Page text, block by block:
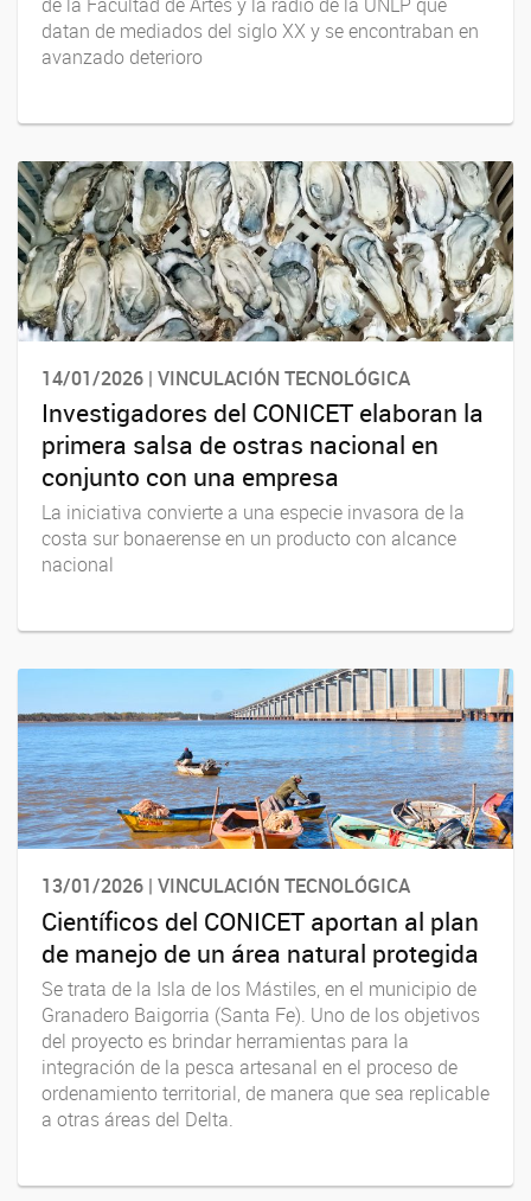
datan de mediados del siglo XX y se encontraban en
avanzado deterioro
14/01/2026 | VINCULACIÓN TECNOLÓGICA
Investigadores del CONICET elaboran la
primera salsa de ostras nacional en
conjunto con una empresa
La iniciativa convierte a una especie invasora de la
costa sur bonaerense en un producto con alcance
nacional
13/01/2026 | VINCULACIÓN TECNOLÓGICA
Científicos del CONICET aportan al plan
de manejo de un área natural protegida
Se trata de la Isla de los Mástiles, en el municipio de
Granadero Baigorria (Santa Fe). Uno de los objetivos
del proyecto es brindar herramientas para la
integración de la pesca artesanal en el proceso de
ordenamiento territorial, de manera que sea replicable
a otras áreas del Delta.